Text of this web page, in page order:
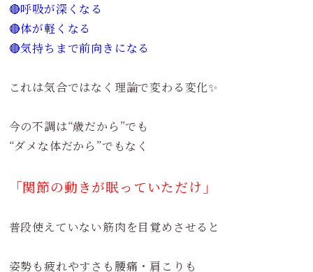
🔴呼吸が深くなる
🔴体が軽くなる
🔴気持ちまで前向きになる
これは気合ではなく理論で変わる変化✨
今の不調は“歳だから”でも
“ダメな体だから”でもなく
「関節の動きが眠っていただけ」
普段使えていない筋肉を目覚めさせると
姿勢も疲れやすさも腰痛・肩こりも